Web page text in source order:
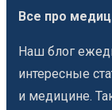
Все про
Наш блог
интересные
и медицине.